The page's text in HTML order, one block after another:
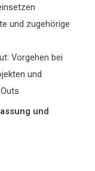
und zugehörige
Vorgehen bei
und
und